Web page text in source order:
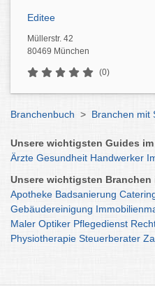
Editee
Müllerstr. 42
80469 München
(0)
Branchenbuch > Branchen mit
Unsere wichtigsten Guides
Ärzte Gesundheit Handwerker
Unsere wichtigsten Branchen
Apotheke Badsanierung
Gebäudereinigung
Maler Optiker Pflegedienst
Physiotherapie Steuerberater